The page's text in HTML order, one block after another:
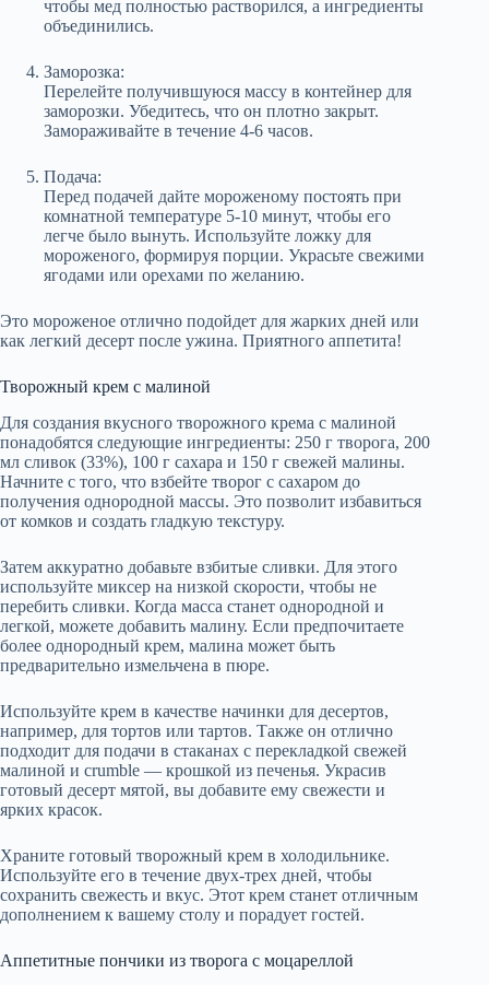
чтобы мед полностью растворился, а ингредиенты
объединились.
Заморозка:
Перелейте получившуюся массу в контейнер для
заморозки. Убедитесь, что он плотно закрыт.
Замораживайте в течение 4-6 часов.
Подача:
Перед подачей дайте мороженому постоять при
комнатной температуре 5-10 минут, чтобы его
легче было вынуть. Используйте ложку для
мороженого, формируя порции. Украсьте свежими
ягодами или орехами по желанию.
Это мороженое отлично подойдет для жарких дней или
как легкий десерт после ужина. Приятного аппетита!
Творожный крем с малиной
Для создания вкусного творожного крема с малиной
понадобятся следующие ингредиенты: 250 г творога, 200
мл сливок (33%), 100 г сахара и 150 г свежей малины.
Начните с того, что взбейте творог с сахаром до
получения однородной массы. Это позволит избавиться
от комков и создать гладкую текстуру.
Затем аккуратно добавьте взбитые сливки. Для этого
используйте миксер на низкой скорости, чтобы не
перебить сливки. Когда масса станет однородной и
легкой, можете добавить малину. Если предпочитаете
более однородный крем, малина может быть
предварительно измельчена в пюре.
Используйте крем в качестве начинки для десертов,
например, для тортов или тартов. Также он отлично
подходит для подачи в стаканах с перекладкой свежей
малиной и crumble — крошкой из печенья. Украсив
готовый десерт мятой, вы добавите ему свежести и
ярких красок.
Храните готовый творожный крем в холодильнике.
Используйте его в течение двух-трех дней, чтобы
сохранить свежесть и вкус. Этот крем станет отличным
дополнением к вашему столу и порадует гостей.
Аппетитные пончики из творога с моцареллой